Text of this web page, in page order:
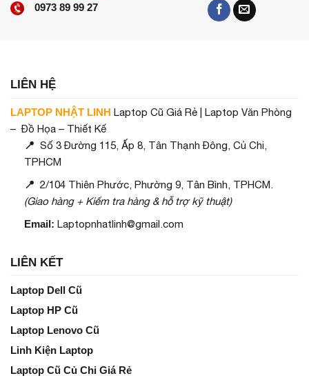
0973 89 99 27
LIÊN HỆ
LAPTOP NHẬT LINH Laptop Cũ Giá Rẻ | Laptop Văn Phòng
– Đồ Họa – Thiết Kế
📍 Số 3 Đường 115, Ấp 8, Tân Thạnh Đông, Củ Chi,
TPHCM
📍 2/104 Thiên Phước, Phường 9, Tân Bình, TPHCM.
(Giao hàng + Kiểm tra hàng & hỗ trợ kỹ thuật)
Email: Laptopnhatlinh@gmail.com
LIÊN KẾT
Laptop Dell Cũ
Laptop HP Cũ
Laptop Lenovo Cũ
Linh Kiện Laptop
Laptop Cũ Củ Chi Giá Rẻ